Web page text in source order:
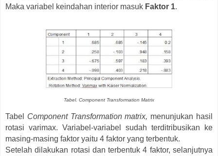
Maka variabel keindahan interior masuk Faktor 1.
Tabel. Component Transformation Matrix
Tabel Component Transformation matrix, menunjukan hasil
rotasi varimax. Variabel-variabel sudah terditribusikan ke
masing-masing faktor yaitu 4 faktor yang terbentuk.
Setelah dilakukan rotasi dan terbentuk 4 faktor, selanjutnya